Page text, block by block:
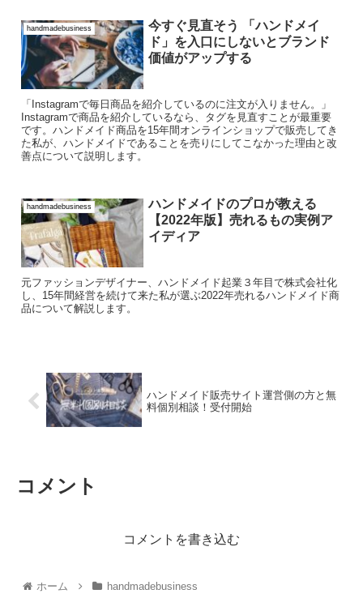
handmadebusiness
今すぐ見直そう 「ハンドメイ
ド」を入口にしないとブランド
価値がアップする
「Instagramで毎日商品を紹介しているのに注文が入りません。」
Instagramで商品を紹介しているなら、タグを見直すことが最重要
です。ハンドメイド商品を15年間オンラインショップで販売してき
た私が、ハンドメイドであることを売りにしてこなかった理由と改
善点について説明します。
handmadebusiness
ハンドメイドのプロが教える
【2022年版】売れるもの実例ア
イディア
元ファッションデザイナー、ハンドメイド起業３年目で株式会社化
し、15年間経営を続けて来た私が選ぶ2022年売れるハンドメイド商
品について解説します。
ハンドメイド販売サイト運営側の方と無
料個別相談！受付開始
コメント
コメントを書き込む
ホーム handmadebusiness